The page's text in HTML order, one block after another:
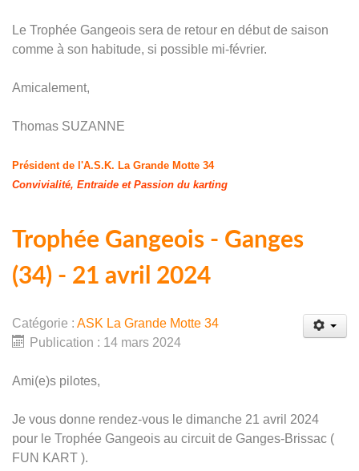
Le Trophée Gangeois sera de retour en début de saison
comme à son habitude, si possible mi-février.
Amicalement,
Thomas SUZANNE
Président de l'A.S.K. La Grande Motte 34
Convivialité, Entraide et Passion du karting
Trophée Gangeois - Ganges
(34) - 21 avril 2024
Catégorie : ASK La Grande Motte 34
Publication : 14 mars 2024
Ami(e)s pilotes,
Je vous donne rendez-vous le dimanche 21 avril 2024
pour le Trophée Gangeois au circuit de Ganges-Brissac (
FUN KART ).